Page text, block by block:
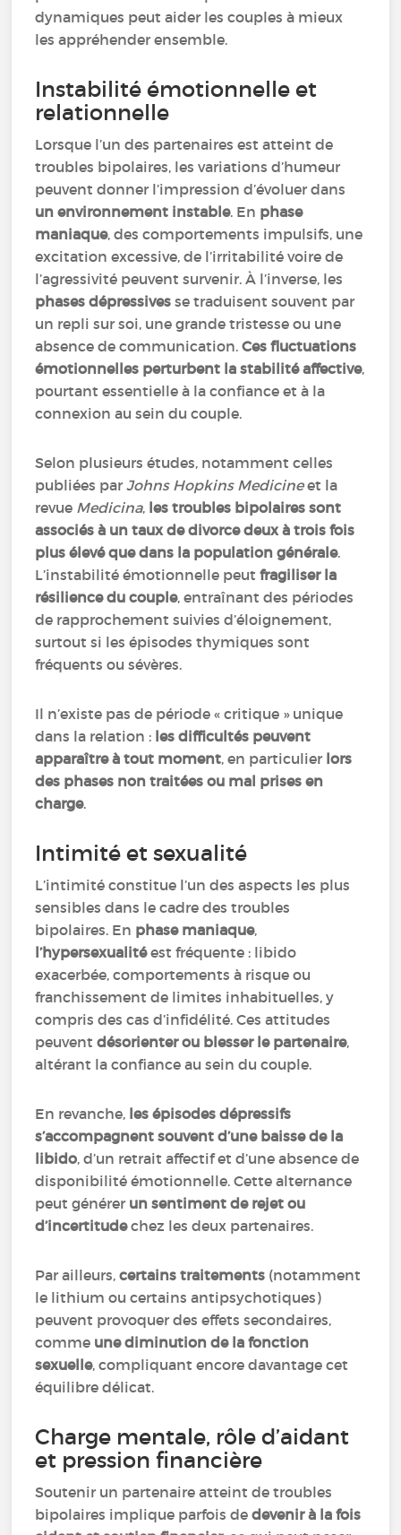
dynamiques peut aider les couples à mieux
les appréhender ensemble.
Instabilité émotionnelle et
relationnelle
Lorsque l’un des partenaires est atteint de
troubles bipolaires, les variations d’humeur
peuvent donner l’impression d’évoluer dans
un environnement instable. En phase
maniaque, des comportements impulsifs, une
excitation excessive, de l’irritabilité voire de
l’agressivité peuvent survenir. À l’inverse, les
phases dépressives se traduisent souvent par
un repli sur soi, une grande tristesse ou une
absence de communication.Ces fluctuations
émotionnelles perturbent la stabilité affective,
pourtant essentielle à la confiance et à la
connexion au sein du couple.
Selon plusieurs études, notamment celles
publiées parJohns Hopkins Medicineet la
revue Medicina, les troubles bipolaires sont
associés à un taux de divorce deux à trois fois
plus élevé que dans la population générale.
L’instabilité émotionnelle peutfragiliser la
résilience du couple, entraînant des périodes
de rapprochement suivies d’éloignement,
surtout si les épisodes thymiques sont
fréquents ou sévères.
Il n’existe pas de période « critique » unique
dans la relation : les difficultés peuvent
apparaître à tout moment, en particulier lors
des phases non traitées ou mal prises en
charge.
Intimité et sexualité
L’intimité constitue l’un des aspects les plus
sensibles dans le cadre des troubles
bipolaires. En phase maniaque,
l’hypersexualitéest fréquente : libido
exacerbée, comportements à risque ou
franchissement de limites inhabituelles, y
compris des cas d’infidélité. Ces attitudes
peuventdésorienter ou blesser le partenaire,
altérant la confiance au sein du couple.
En revanche, les épisodes dépressifs
s’accompagnent souvent d’une baisse de la
libido, d’un retrait affectif et d’une absence de
disponibilité émotionnelle. Cette alternance
peut générer un sentiment de rejet ou
d’incertitudechez les deux partenaires.
Par ailleurs,certains traitements (notamment
le lithium ou certains antipsychotiques)
peuvent provoquer des effets secondaires,
comme une diminution de la fonction
sexuelle, compliquant encore davantage cet
équilibre délicat.
Charge mentale, rôle d’aidant
et pression financière
Soutenir un partenaire atteint de troubles
bipolaires implique parfois dedevenir à la fois